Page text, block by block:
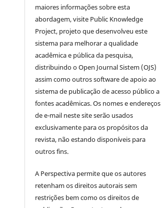
maiores informações sobre esta
abordagem, visite Public Knowledge
Project, projeto que desenvolveu este
sistema para melhorar a qualidade
acadêmica e pública da pesquisa,
distribuindo o Open Journal Sistem (OJS)
assim como outros software de apoio ao
sistema de publicação de acesso público a
fontes acadêmicas. Os nomes e endereços
de e-mail neste site serão usados
exclusivamente para os propósitos da
revista, não estando disponíveis para
outros fins.
A Perspectiva permite que os autores
retenham os direitos autorais sem
restrições bem como os direitos de